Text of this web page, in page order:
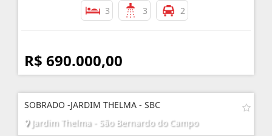
3 3 2
R$ 690.000,00
SOBRADO -JARDIM THELMA - SBC
Jardim Thelma - São Bernardo do Campo